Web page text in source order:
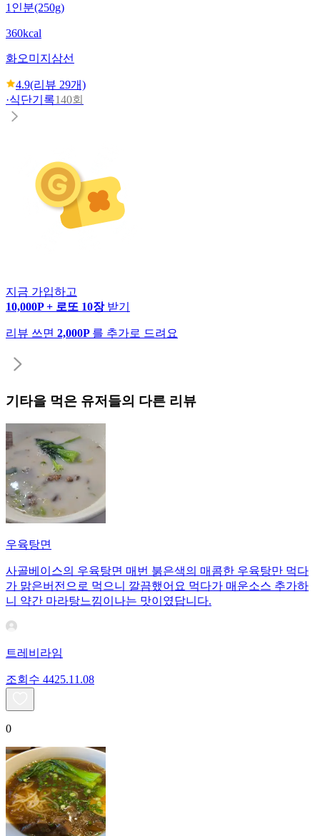
1인분(250g)
360kcal
화오미 지삼선
4.9(리뷰 29개)
·식단기록140회
지금 가입하고
10,000P + 로또 10장 받기
리뷰 쓰면 2,000P 를 추가로 드려요
기타을 먹은 유저들의 다른 리뷰
우육탕면
사골베이스의 우육탕면 매번 붉은색의 매콤한 우육탕만 먹다
가 맑은버전으로 먹으니 깔끔했어요 먹다가 매운소스 추가하
니 약간 마라탕느낌이나는 맛이였답니다.
트레비라임
조회수 4425.11.08
0